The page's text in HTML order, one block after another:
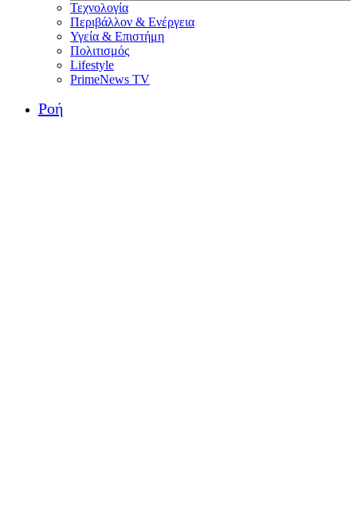
Τεχνολογία
Περιβάλλον & Ενέργεια
Υγεία & Επιστήμη
Πολιτισμός
Lifestyle
PrimeNews TV
Ροή